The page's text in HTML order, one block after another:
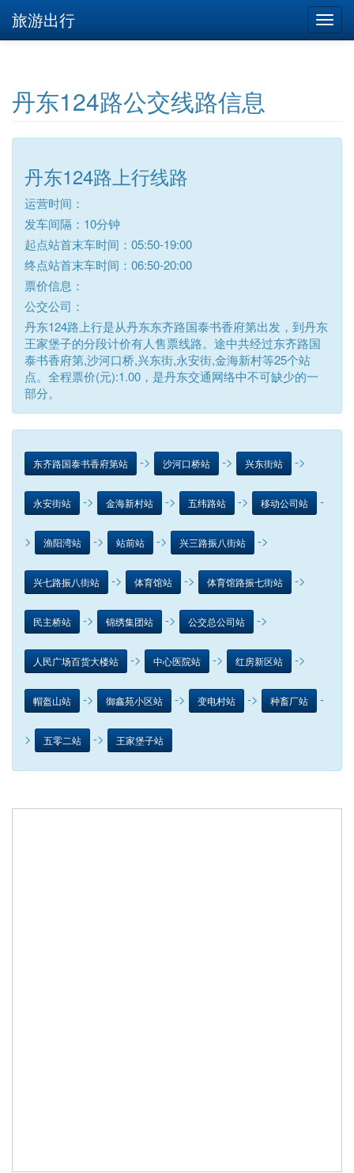
旅游出行
丹东124路公交线路信息
丹东124路上行线路
运营时间：
发车间隔：10分钟
起点站首末车时间：05:50-19:00
终点站首末车时间：06:50-20:00
票价信息：
公交公司：
丹东124路上行是从丹东东齐路国泰书香府第出发，到丹东
王家堡子的分段计价有人售票线路。途中共经过东齐路国
泰书香府第,沙河口桥,兴东街,永安街,金海新村等25个站
点。全程票价(元):1.00，是丹东交通网络中不可缺少的一
部分。
东齐路国泰书香府第站 -> 沙河口桥站 -> 兴东街站 ->
永安街站 -> 金海新村站 -> 五纬路站 -> 移动公司站 -
> 渔阳湾站 -> 站前站 -> 兴三路振八街站 ->
兴七路振八街站 -> 体育馆站 -> 体育馆路振七街站 ->
民主桥站 -> 锦绣集团站 -> 公交总公司站 ->
人民广场百货大楼站 -> 中心医院站 -> 红房新区站 ->
帽盔山站 -> 御鑫苑小区站 -> 变电村站 -> 种畜厂站 -
> 五零二站 -> 王家堡子站